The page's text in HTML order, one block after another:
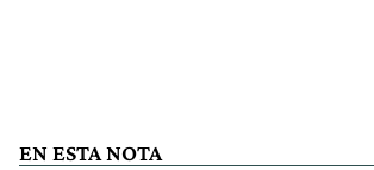
EN ESTA NOTA